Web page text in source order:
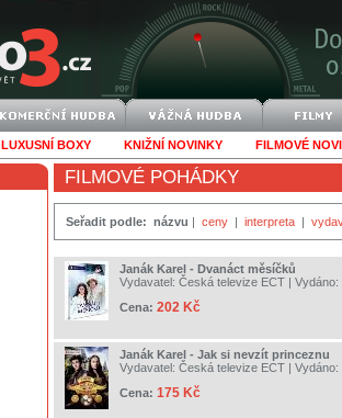
LUXUSNÍ BOXY KNIŽNÍ NOVINKY FILMOVÉ
FILMOVÉ POHÁDKY
Seřadit podle: názvu | ceny | interpreta |
Janák Karel - Dvanáct měsíčků
Vydavatel: Česká televize ECT | Vydáno:
Cena: 202 Kč
Janák Karel - Jak si nevzít princeznu
Vydavatel: Česká televize ECT | Vydáno:
Cena: 175 Kč